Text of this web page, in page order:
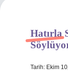
Hakkımızda
Hatırla
Tarih: Ekim